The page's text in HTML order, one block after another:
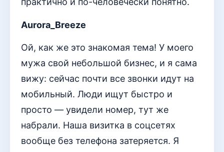
Aurora_Breeze
Ой, как же это знакомая тема! У моего
мужа свой небольшой бизнес, и я сама
вижу: сейчас почти все звонки идут на
мобильный. Люди ищут быстро и
просто — увидели номер, тут же
набрали. Наша визитка в соцсетях
вообще без телефона затеряется. Я